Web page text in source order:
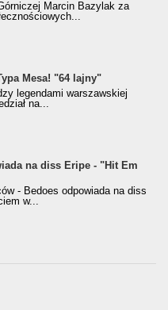
Marcin Bazylak za
Mesa! "64 lajny"
legendami warszawskiej
na...
na diss Eripe - "Hit Em
- Bedoes odpowiada na diss
w...